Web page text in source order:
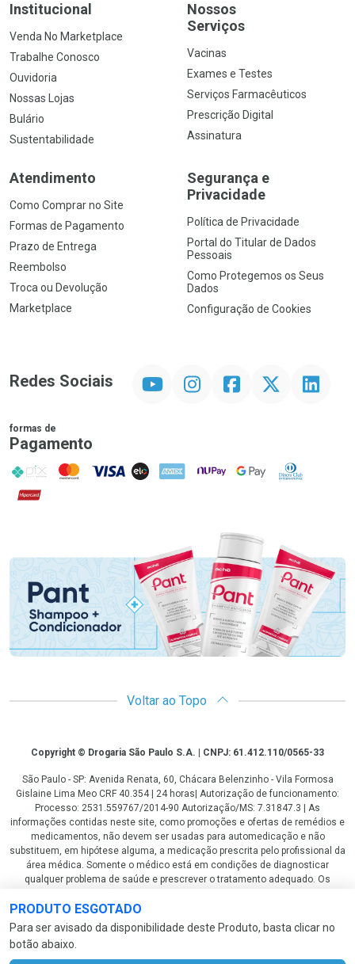
PRODUTO ESGOTADO
Para ser avisado da disponibilidade deste Produto, basta clicar no
botão abaixo.
Institucional
Venda No Marketplace
Trabalhe Conosco
Ouvidoria
Nossas Lojas
Bulário
Sustentabilidade
Nossos
Serviços
Vacinas
Exames e Testes
Serviços Farmacêuticos
Prescrição Digital
Assinatura
Atendimento
Como Comprar no Site
Formas de Pagamento
Prazo de Entrega
Reembolso
Troca ou Devolução
Marketplace
Segurança e
Privacidade
Política de Privacidade
Portal do Titular de Dados
Pessoais
Como Protegemos os Seus
Dados
Configuração de Cookies
Redes Sociais InstagramFacebookTwitter Linkedin
formas de
Pagamento
PIX MasterCard
VISA ELO AMEX NuPay Google PayDiners Club
Hipercard
Promoção em Destaque
Voltar ao Topo
CopyrightCopyright © Drogaria São Paulo S.A. | CNPJ: 61.412.110/0565-33
São Paulo - SP: Avenida Renata, 60, Chácara Belenzinho - Vila Formosa
Gislaine Lima Meo CRF 40.354 | 24 horas| Autorização de funcionamento:
Processo: 2531.559767/2014-90 Autorização/MS: 7.31847.3 | As
informações contidas neste site, como promoções e ofertas de remédios e
medicamentos, não devem ser usadas para automedicação e não
substituem, em hipótese alguma, a medicação prescrita pelo profissional da
área médica. Somente o médico está em condições de diagnosticar
qualquer problema de saúde e prescrever o tratamento adequado. Os
fotos contidas em nosso site são meramente ilustrativas. *Preços e
disponibilidade sujeitos a alterações no decorrer do dia. Antibióticos e
antimicrobianos vendas apenas em lojas físicas ou televendas. Portaria nº
344 - 01/02/1999 - Ministério da Saúde. Horário de funcionamento Central